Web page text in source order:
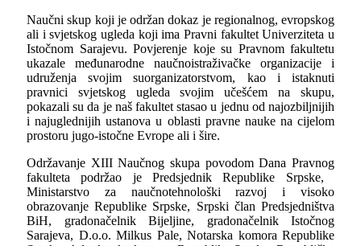
Naučni skup koji je održan dokaz je regionalnog, evropskog
ali i svjetskog ugleda koji ima Pravni fakultet Univerziteta u
Istočnom Sarajevu. Povjerenje koje su Pravnom fakultetu
ukazale međunarodne naučnoistraživačke organizacije i
udruženja svojim suorganizatorstvom, kao i istaknuti
pravnici svjetskog ugleda svojim učešćem na skupu,
pokazali su da je naš fakultet stasao u jednu od najozbiljnijih
i najuglednijih ustanova u oblasti pravne nauke na cijelom
prostoru jugo-istočne Evrope ali i šire.
Održavanje XIII Naučnog skupa povodom Dana Pravnog
fakulteta podržao je Predsjednik Republike Srpske, ​
Ministarstvo za naučnotehnološki razvoj i visoko
obrazovanje Republike Srpske, Srpski član Predsjedništva
BiH, gradonačelnik Bijeljine, gradonačelnik Istočnog
Sarajeva, D.o.o. Milkus Pale, Notarska komora Republike